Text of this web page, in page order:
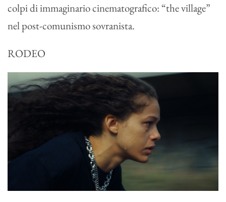
colpi di immaginario cinematografico: “the village”
nel post-comunismo sovranista.
RODEO